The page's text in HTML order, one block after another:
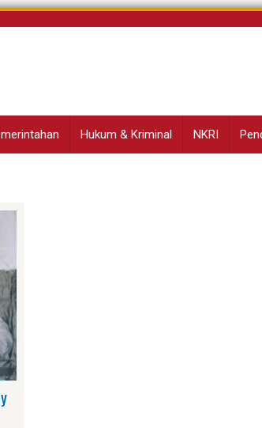
Hukum & Kriminal NKRI